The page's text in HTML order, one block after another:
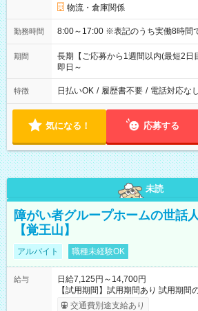
物流・倉庫関係
勤務時間 8:00～17:00 ※表記のうち実働8時間
期間
長期【ご応募から1週間以内(最短2日
即日～
特徴 日払いOK / 履歴書不要 / 電話対応なし
気になる！ 応募する
未読
障がい者グループホームの世話
【覚王山】
アルバイト 職種未経験OK
給与
日給7,125円～14,700円
【試用期間】試用期間あり 試用期間
給与は本採用時と同じです。
交通費別途支給あり